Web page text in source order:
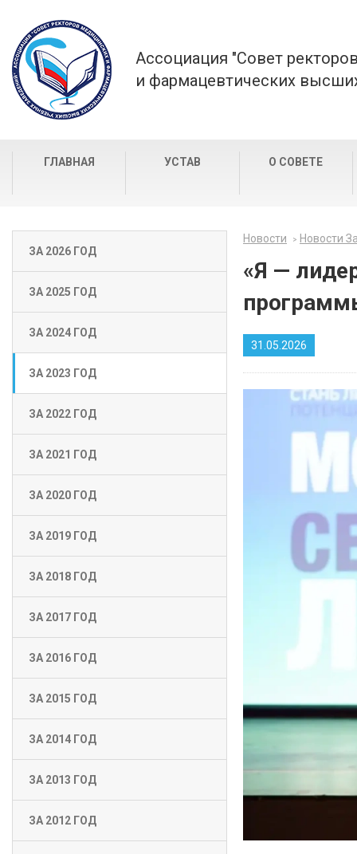
Ассоциация "Совет
и фармацевтических
ГЛАВНАЯ УСТАВ О СОВЕТЕ
ЗА 2026 ГОД
ЗА 2025 ГОД
ЗА 2024 ГОД
ЗА 2023 ГОД
ЗА 2022 ГОД
ЗА 2021 ГОД
ЗА 2020 ГОД
ЗА 2019 ГОД
ЗА 2018 ГОД
ЗА 2017 ГОД
ЗА 2016 ГОД
ЗА 2015 ГОД
ЗА 2014 ГОД
ЗА 2013 ГОД
ЗА 2012 ГОД
Новости Новости
«Я —
31.05.2026